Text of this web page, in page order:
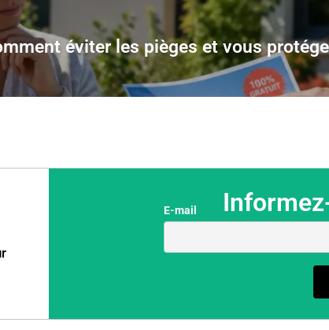
éviter les pièges et vous
E-mail